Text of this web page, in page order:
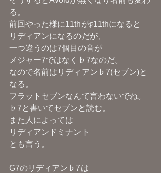
る。
前回やった様に11thが♯11thになると
リディアンになるのだが、
一つ違うのは7個目の音が
メジャー7ではなく♭7なのだ。
なので名前はリディアン♭7(セブン)と
なる。
フラットセブンなんて言わないでね。
♭7と書いてセブンと読む。
また人によっては
リディアンドミナント
とも言う。
G7のリディアン♭7は